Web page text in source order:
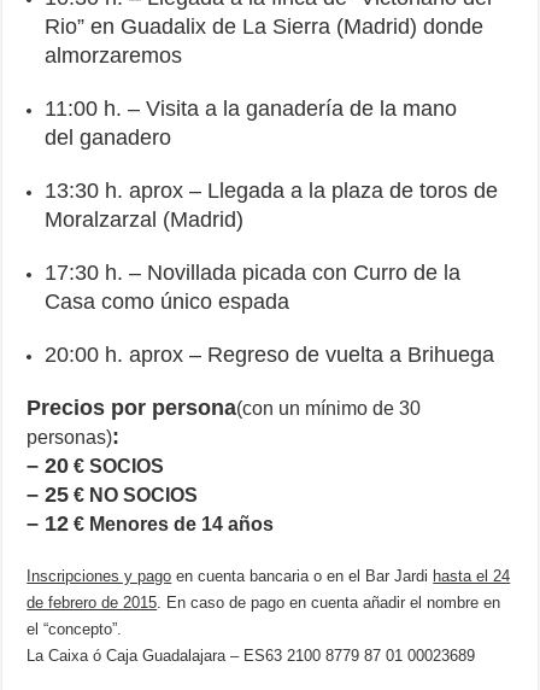
Rio” en Guadalix de La Sierra (Madrid) donde
almorzaremos
11:00 h. – Visita a la ganadería de la mano
del ganadero
13:30 h. aprox – Llegada a la plaza de toros de
Moralzarzal (Madrid)
17:30 h. – Novillada picada con Curro de la
Casa como único espada
20:00 h. aprox – Regreso de vuelta a Brihuega
Precios por persona(con un mínimo de 30
personas):
– 20 € SOCIOS
– 25 € NO SOCIOS
– 12 € Menores de 14 años
Inscripciones y pago en cuenta bancaria o en el Bar Jardi hasta el 24
de febrero de 2015 . En caso de pago en cuenta añadir el nombre en
el “concepto”.
La Caixa ó Caja Guadalajara – ES63 2100 8779 87 01 00023689